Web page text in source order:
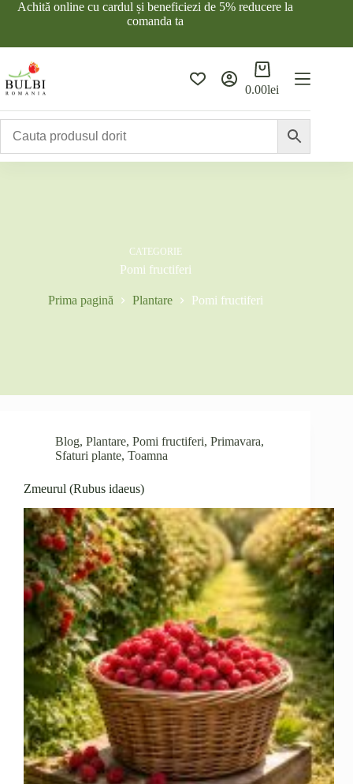
Achită online cu cardul și beneficiezi de 5% reducere la
comanda ta
Coș
de
cumpărături
0.00lei
CATEGORIE
Pomi fructiferi
Prima pagină Plantare Pomi fructiferi
Blog, Plantare, Pomi fructiferi, Primavara,
Sfaturi plante, Toamna
Zmeurul (Rubus idaeus)